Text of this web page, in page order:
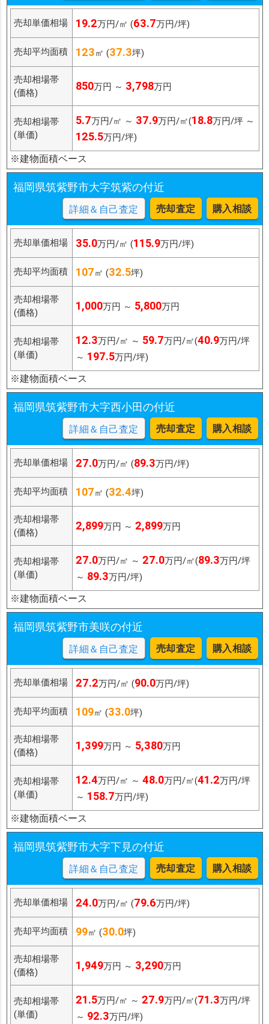
売却単価相場 19.2万円/㎡ (63.7万円/坪)
売却平均面積 123㎡ (37.3坪)
売却相場帯
(価格)
850万円 ～ 3,798万円
売却相場帯
(単価)
5.7万円/㎡ ～ 37.9万円/㎡(18.8万円/坪 ～
125.5万円/坪)
※建物面積ベース
福岡県筑紫野市大字筑紫の付近
詳細＆自己査定 売却査定 購入相談
売却単価相場 35.0万円/㎡ (115.9万円/坪)
売却平均面積 107㎡ (32.5坪)
売却相場帯
(価格)
1,000万円 ～ 5,800万円
売却相場帯
(単価)
12.3万円/㎡ ～ 59.7万円/㎡(40.9万円/坪
～ 197.5万円/坪)
※建物面積ベース
福岡県筑紫野市大字西小田の付近
詳細＆自己査定 売却査定 購入相談
売却単価相場 27.0万円/㎡ (89.3万円/坪)
売却平均面積 107㎡ (32.4坪)
売却相場帯
(価格)
2,899万円 ～ 2,899万円
売却相場帯
(単価)
27.0万円/㎡ ～ 27.0万円/㎡(89.3万円/坪
～ 89.3万円/坪)
※建物面積ベース
福岡県筑紫野市美咲の付近
詳細＆自己査定 売却査定 購入相談
売却単価相場 27.2万円/㎡ (90.0万円/坪)
売却平均面積 109㎡ (33.0坪)
売却相場帯
(価格)
1,399万円 ～ 5,380万円
売却相場帯
(単価)
12.4万円/㎡ ～ 48.0万円/㎡(41.2万円/坪
～ 158.7万円/坪)
※建物面積ベース
福岡県筑紫野市大字下見の付近
詳細＆自己査定 売却査定 購入相談
売却単価相場 24.0万円/㎡ (79.6万円/坪)
売却平均面積 99㎡ (30.0坪)
売却相場帯
(価格)
1,949万円 ～ 3,290万円
売却相場帯
(単価)
21.5万円/㎡ ～ 27.9万円/㎡(71.3万円/坪
～ 92.3万円/坪)